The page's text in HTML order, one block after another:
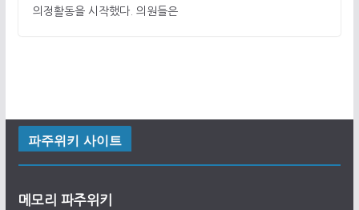
의정활동을 시작했다. 의원들은
파주위키 사이트
메모리 파주위키